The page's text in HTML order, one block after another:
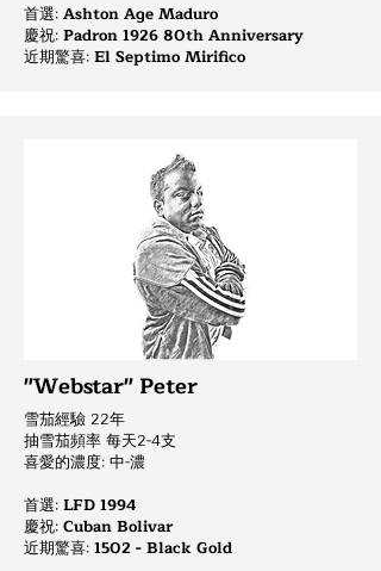
首選:Ashton Age Maduro
慶祝:Padron 1926 80th Anniversary
近期驚喜:El Septimo Mirifico
"Webstar" Peter
雪茄經驗 22年
抽雪茄頻率 每天2-4支
喜愛的濃度: 中-濃
首選:LFD 1994
慶祝:Cuban Bolivar
近期驚喜:1502 - Black Gold